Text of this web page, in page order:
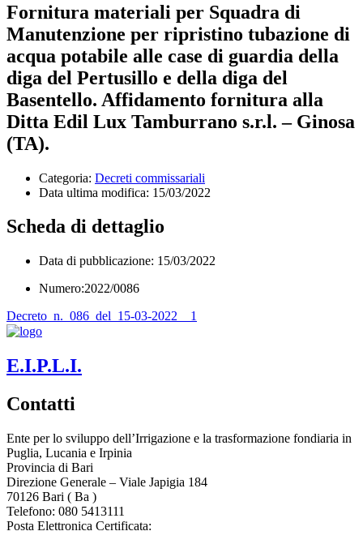
Fornitura materiali per Squadra di
Manutenzione per ripristino tubazione di
acqua potabile alle case di guardia della
diga del Pertusillo e della diga del
Basentello. Affidamento fornitura alla
Ditta Edil Lux Tamburrano s.r.l. – Ginosa
(TA).
Categoria: Decreti commissariali
Data ultima modifica: 15/03/2022
Scheda di dettaglio
Data di pubblicazione: 15/03/2022
Numero:2022/0086
Decreto_n._086_del_15-03-2022__1
E.I.P.L.I.
Contatti
Ente per lo sviluppo dell’Irrigazione e la trasformazione fondiaria in
Puglia, Lucania e Irpinia
Provincia di Bari
Direzione Generale – Viale Japigia 184
70126 Bari ( Ba )
Telefono: 080 5413111
Posta Elettronica Certificata: